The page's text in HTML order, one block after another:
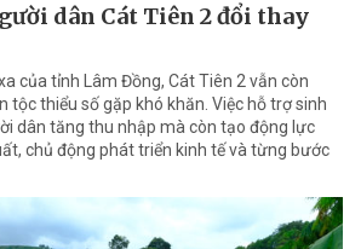
dân Cát Tiên 2 đổi thay
của tỉnh Lâm Đồng, Cát Tiên 2 vẫn còn
tộc thiểu số gặp khó khăn. Việc hỗ trợ sinh
dân tăng thu nhập mà còn tạo động lực
chủ động phát triển kinh tế và từng bước